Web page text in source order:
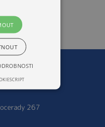
267